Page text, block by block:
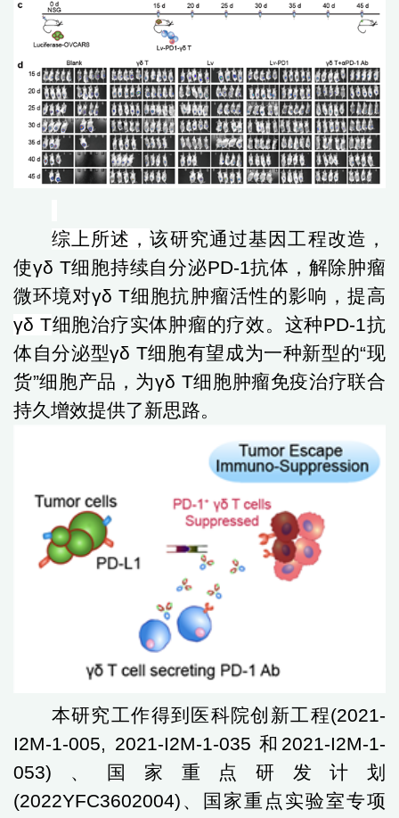
综上所述，该研究通过基因工程改造，
使γδ T细胞持续自分泌PD-1抗体，解除肿瘤
微环境对γδ T细胞抗肿瘤活性的影响，提高
γδ T细胞治疗实体肿瘤的疗效。这种PD-1抗
体自分泌型γδ T细胞有望成为一种新型的“现
货”细胞产品，为γδ T细胞肿瘤免疫治疗联合
持久增效提供了新思路。
本研究工作得到医科院创新工程(2021-
I2M-1-005, 2021-I2M-1-035和 2021-I2M-1-
053) 、国家重点研发计划
(2022YFC3602004) 、国家重点实验室专项